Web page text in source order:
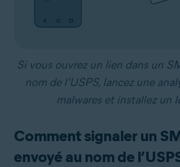
Si vous ouvrez un lien dans un
nom de l’USPS, lancez une
malwares et installez un
Comment signaler un
envoyé au nom de